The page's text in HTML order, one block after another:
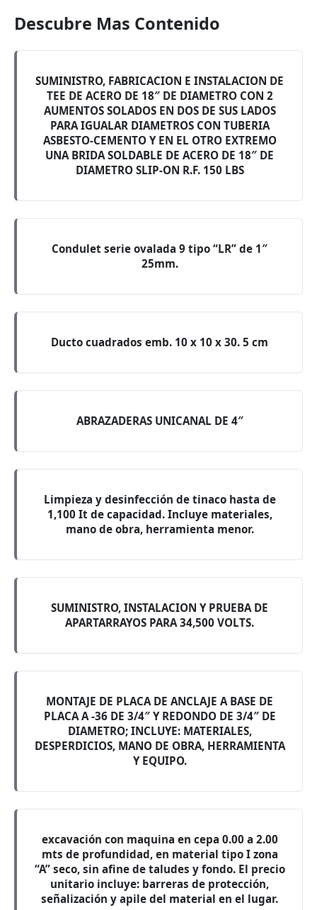
Descubre Mas Contenido
SUMINISTRO, FABRICACION E INSTALACION DE
TEE DE ACERO DE 18″ DE DIAMETRO CON 2
AUMENTOS SOLADOS EN DOS DE SUS LADOS
PARA IGUALAR DIAMETROS CON TUBERIA
ASBESTO-CEMENTO Y EN EL OTRO EXTREMO
UNA BRIDA SOLDABLE DE ACERO DE 18″ DE
DIAMETRO SLIP-ON R.F. 150 LBS
Condulet serie ovalada 9 tipo “LR” de 1″
25mm.
Ducto cuadrados emb. 10 x 10 x 30. 5 cm
ABRAZADERAS UNICANAL DE 4″
Limpieza y desinfección de tinaco hasta de
1,100 It de capacidad. Incluye materiales,
mano de obra, herramienta menor.
SUMINISTRO, INSTALACION Y PRUEBA DE
APARTARRAYOS PARA 34,500 VOLTS.
MONTAJE DE PLACA DE ANCLAJE A BASE DE
PLACA A -36 DE 3/4″ Y REDONDO DE 3/4″ DE
DIAMETRO; INCLUYE: MATERIALES,
DESPERDICIOS, MANO DE OBRA, HERRAMIENTA
Y EQUIPO.
excavación con maquina en cepa 0.00 a 2.00
mts de profundidad, en material tipo I zona
“A” seco, sin afine de taludes y fondo. El precio
unitario incluye: barreras de protección,
señalización y apile del material en el lugar.